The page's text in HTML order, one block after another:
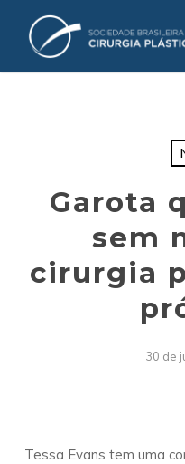
Garota
sem
cirurgia
30 de
Tessa Evans tem uma